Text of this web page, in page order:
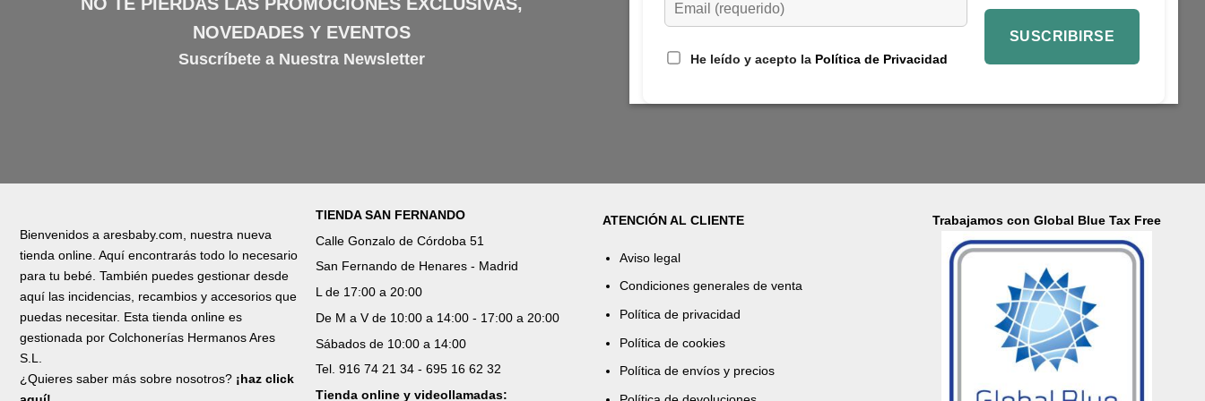
NOVEDADES Y EVENTOS
Suscríbete a Nuestra Newsletter He leído y acepto la Política de Privacidad
Bienvenidos a aresbaby.com, nuestra nueva
tienda online. Aquí encontrarás todo lo necesario
para tu bebé. También puedes gestionar desde
aquí las incidencias, recambios y accesorios que
puedas necesitar. Esta tienda online es
gestionada por Colchonerías Hermanos Ares
S.L.
¿Quieres saber más sobre nosotros? ¡haz click
TIENDA SAN FERNANDO
Calle Gonzalo de Córdoba 51
San Fernando de Henares - Madrid
L de 17:00 a 20:00
De M a V de 10:00 a 14:00 - 17:00 a 20:00
Sábados de 10:00 a 14:00
Tel. 916 74 21 34 - 695 16 62 32
Tienda online y videollamadas:
ATENCIÓN AL CLIENTE
Aviso legal
Condiciones generales de venta
Política de privacidad
Política de cookies
Política de envíos y precios
Trabajamos con Global Blue Tax Free